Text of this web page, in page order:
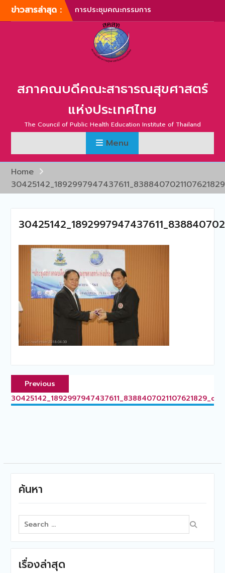
Skip
to
ข่าวสารล่าสุด :
การประชุมคณะกรรมการ
บริหารสภาคณบดีคณะ
สาธารณสุขศาสตร์แห่ง
ประเทศไทย ครั้งที่ 1/2567
การประชุมสามัญประจำปี
สภาคณบดีคณะสาธารณสุข
ที่ 1/2567
สามัญประจำปี สภาคณบดี
คณะสาธารณสุขศาสตร์แห่ง
ประเทศไทย ครั้งที่ 1/2566
การประชุมสามัญประจำปี
สภาคณบดีคณะสาธารณสุข
ศาสตร์แห่งประเทศไทย ครั้ง
การประชุมสามัญ สภา
ที่ 2/2567
สภาคณบดีคณะสาธารณสุขศาสตร์
แห่งประเทศไทย
The Council of Public Health Education Institute of Thailand
Menu
Home
แนะแนว
เรื่องPrevious
30425142_1892997947437611_8388407021107621829_o
ค้นหา
Search
for:
เรื่องล่าสุด